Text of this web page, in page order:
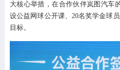
大核心举措，在合作伙伴岚图汽车
设公益网球公开课、20名奖学金球
目标。